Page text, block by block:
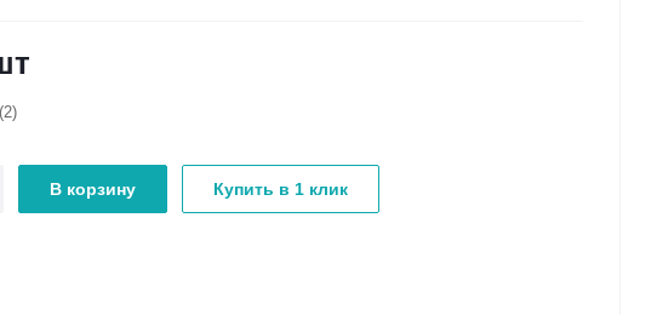
(2)
В корзину Купить в 1 клик